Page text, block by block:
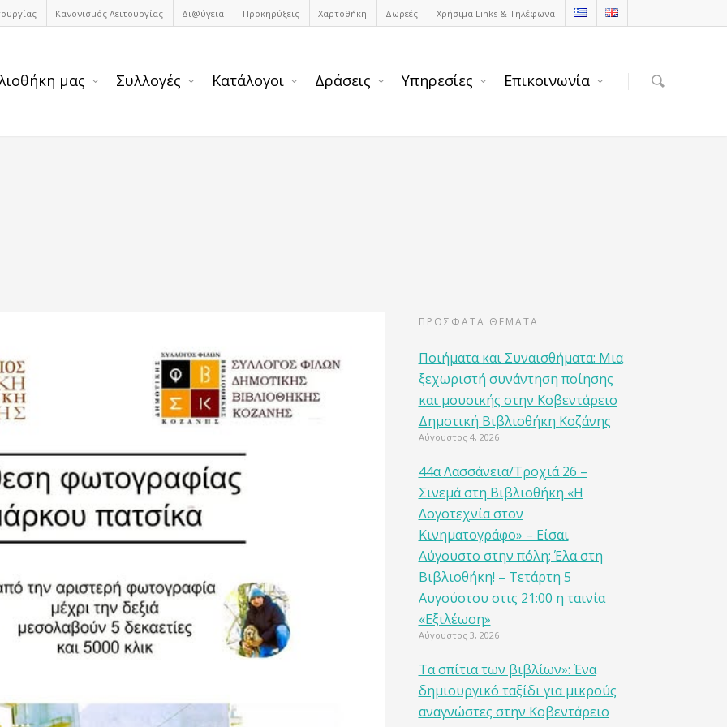
Κανονισμός Λειτουργίας Δι@ύγεια Προκηρύξεις Χαρτοθήκη Δωρεές Χρήσιμα Links & Τηλέφωνα
μας Συλλογές Κατάλογοι Δράσεις Υπηρεσίες Επικοινωνία
ΠΡΟΣΦΑΤΑ ΘΕΜΑΤΑ
Ποιήματα και Συναισθήματα: Μια
ξεχωριστή συνάντηση ποίησης
και μουσικής στην Κοβεντάρειο
Δημοτική Βιβλιοθήκη Κοζάνης
Αύγουστος 4, 2026
44α Λασσάνεια/Τροχιά 26 –
Σινεμά στη Βιβλιοθήκη «Η
Λογοτεχνία στον
Κινηματογράφο» – Είσαι
Αύγουστο στην πόλη; Έλα στη
Βιβλιοθήκη! – Τετάρτη 5
Αυγούστου στις 21:00 η ταινία
«Εξιλέωση»
Αύγουστος 3, 2026
Τα σπίτια των βιβλίων»: Ένα
δημιουργικό ταξίδι για μικρούς
αναγνώστες στην Κοβεντάρειο